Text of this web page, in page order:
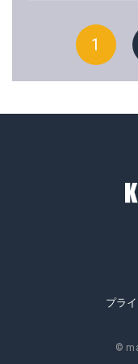
1
プラ
©